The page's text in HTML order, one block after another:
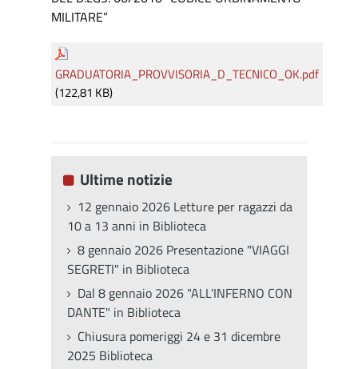
MILITARE”
GRADUATORIA_PROVVISORIA_D_TECNICO_OK.pdf
(122,81 KB)
Ultime notizie
12 gennaio 2026 Letture per ragazzi da
10 a 13 anni in Biblioteca
8 gennaio 2026 Presentazione "VIAGGI
SEGRETI" in Biblioteca
Dal 8 gennaio 2026 "ALL'INFERNO CON
DANTE" in Biblioteca
Chiusura pomeriggi 24 e 31 dicembre
2025 Biblioteca